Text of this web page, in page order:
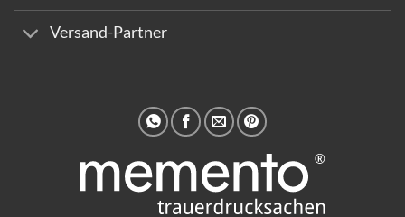
Versand-Partner